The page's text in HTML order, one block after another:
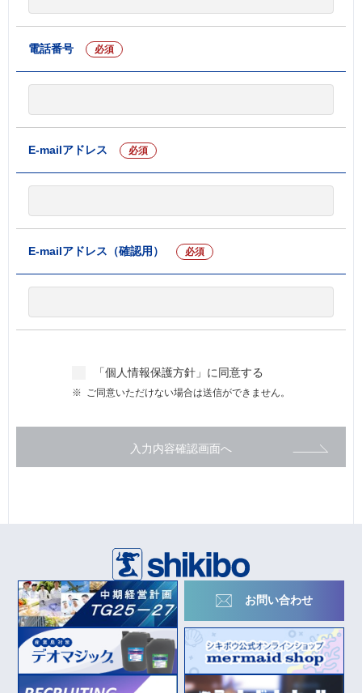
電話番号 必須
E-mailアドレス 必須
E-mailアドレス（確認用） 必須
「個人情報保護方針 」に同意する
ご同意いただけない場合は送信ができません。
入力内容確認画面へ
お問い合わせ